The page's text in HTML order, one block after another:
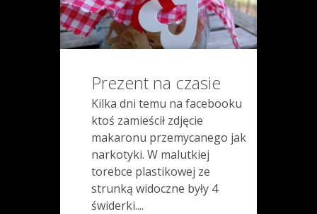
Prezent na czasie
Kilka dni temu na facebooku
ktoś zamieścił zdjęcie
makaronu przemycanego jak
narkotyki. W malutkiej
torebce plastikowej ze
strunką widoczne były 4
świderki....